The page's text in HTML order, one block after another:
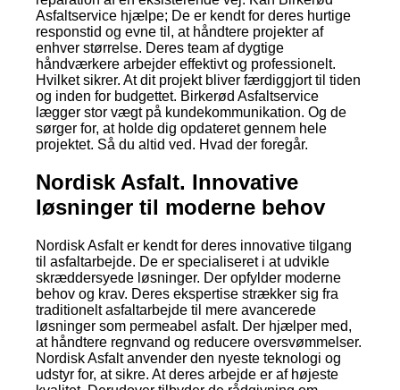
Asfaltservice hjælpe; De er kendt for deres hurtige
responstid og evne til, at håndtere projekter af
enhver størrelse. Deres team af dygtige
håndværkere arbejder effektivt og professionelt.
Hvilket sikrer. At dit projekt bliver færdiggjort til tiden
og inden for budgettet. Birkerød Asfaltservice
lægger stor vægt på kundekommunikation. Og de
sørger for, at holde dig opdateret gennem hele
projektet. Så du altid ved. Hvad der foregår.
Nordisk Asfalt. Innovative
løsninger til moderne behov
Nordisk Asfalt er kendt for deres innovative tilgang
til asfaltarbejde. De er specialiseret i at udvikle
skræddersyede løsninger. Der opfylder moderne
behov og krav. Deres ekspertise strækker sig fra
traditionelt asfaltarbejde til mere avancerede
løsninger som permeabel asfalt. Der hjælper med,
at håndtere regnvand og reducere oversvømmelser.
Nordisk Asfalt anvender den nyeste teknologi og
udstyr for, at sikre. At deres arbejde er af højeste